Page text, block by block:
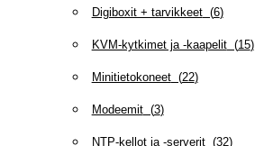
Digiboxit + tarvikkeet(6)
KVM-kytkimet ja -kaapelit(15)
Minitietokoneet(22)
Modeemit(3)
NTP-kellot ja -serverit(32)